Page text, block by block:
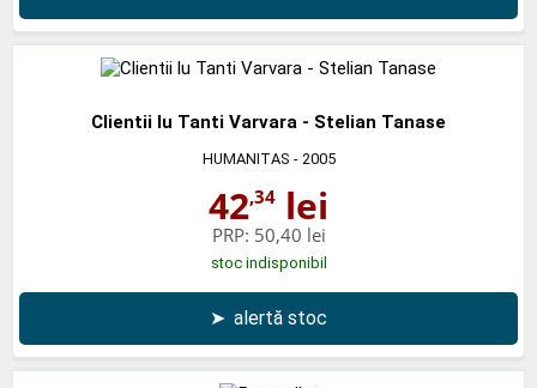
Clientii lu Tanti Varvara - Stelian Tanase
HUMANITAS - 2005
42,34 lei
PRP: 50,40 lei
stoc indisponibil
➤ alertă stoc